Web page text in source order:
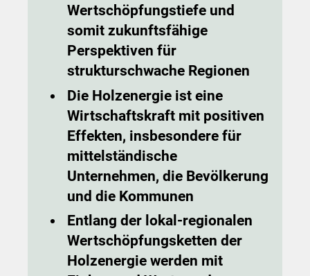
Wertschöpfungstiefe und
somit zukunftsfähige
Perspektiven für
strukturschwache Regionen
Die Holzenergie ist eine
Wirtschaftskraft mit positiven
Effekten, insbesondere für
mittelständische
Unternehmen, die Bevölkerung
und die Kommunen
Entlang der lokal-regionalen
Wertschöpfungsketten der
Holzenergie werden mit